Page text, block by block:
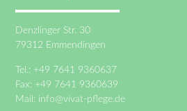
Denzlinger Str. 30
79312 Emmendingen
Tel.: +49 7641 9360637
Fax: +49 7641 9360639
Mail: info@vivat-pflege.de